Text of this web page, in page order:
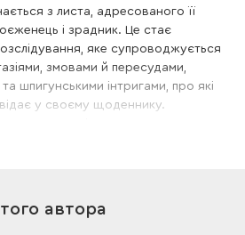
з листа, адресованого її
і зрадник. Це стає
яке супроводжується
змовами й пересудами,
шпигунськими інтригами, про які
у своєму щоденнику.
у завтрашньому дні, а деякі
автора